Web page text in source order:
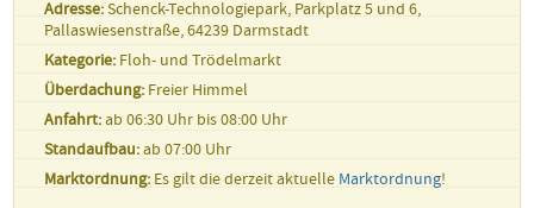
Adresse:Schenck-Technologiepark, Parkplatz 5 und 6,
Pallaswiesenstraße, 64239 Darmstadt
Kategorie:Floh- und Trödelmarkt
Überdachung:Freier Himmel
Anfahrt:ab 06:30 Uhr bis 08:00 Uhr
Standaufbau:ab 07:00 Uhr
Marktordnung:Es gilt die derzeit aktuelleMarktordnung!